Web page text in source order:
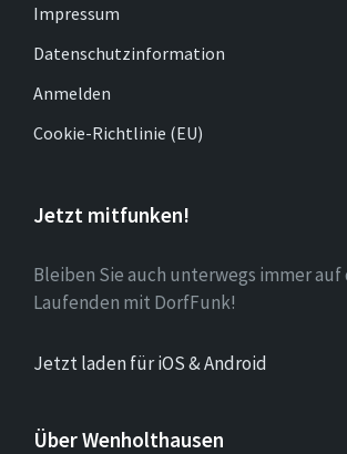
Impressum
Datenschutzinformation
Anmelden
Cookie-Richtlinie (EU)
Jetzt mitfunken!
Bleiben Sie auch unterwegs immer auf
Laufenden mit DorfFunk!
Jetzt laden für iOS & Android
Über Wenholthausen